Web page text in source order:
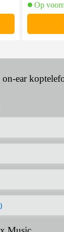
Op
ear